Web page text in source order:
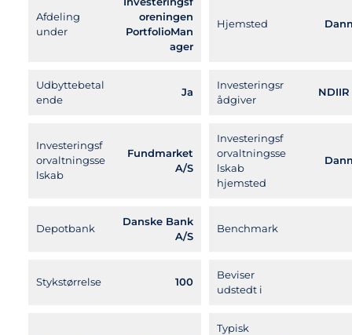
Afdeling
under
oreningen
PortfolioMan
ager
Hjemsted
Udbyttebetal
ende
Ja
Investeringsr
ådgiver
NDIIR
Investeringsf
orvaltningsse
lskab
Fundmarket
A/S
Investeringsf
orvaltningsse
lskab
hjemsted
Depotbank
Danske Bank
A/S
Benchmark
Stykstørrelse 100
Beviser
udstedt i
Typisk